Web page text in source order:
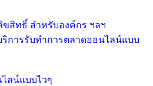
สิทธิ์ สำหรับองค์กร ฯลฯ
ลน์แบบไวๆ